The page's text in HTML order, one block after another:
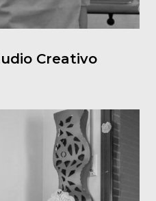
Creativo